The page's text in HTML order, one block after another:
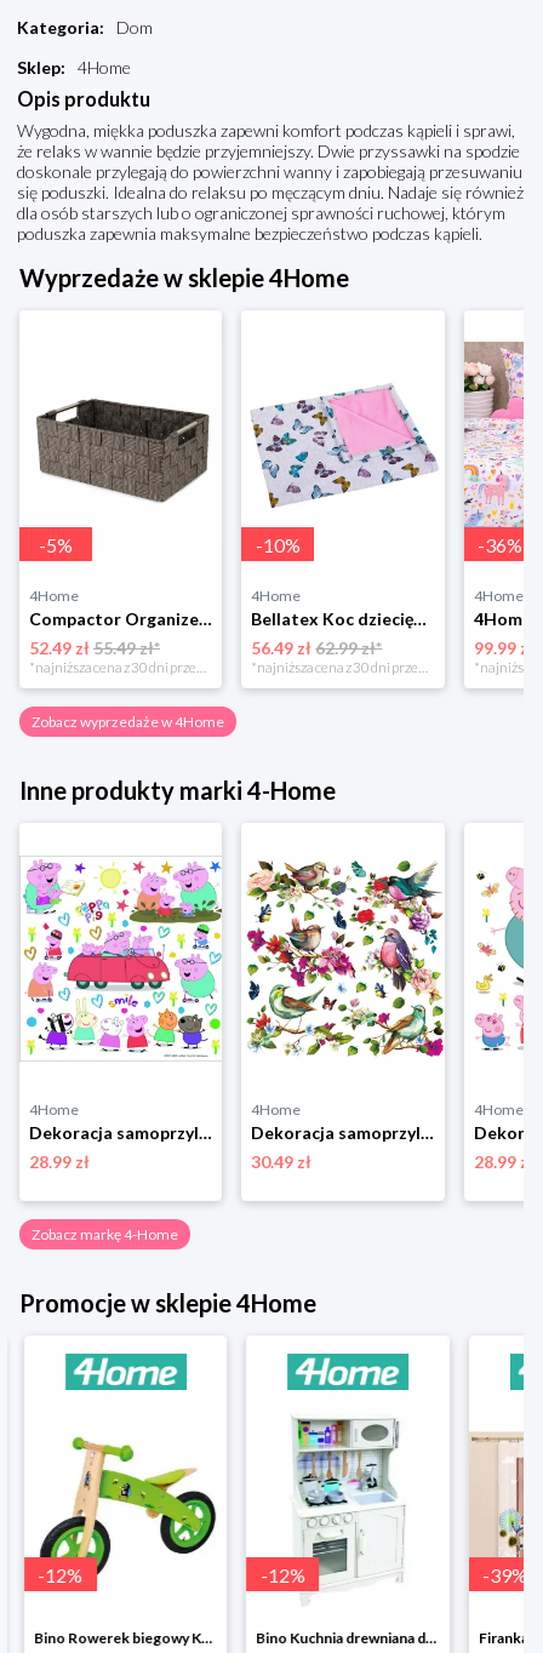
Kategoria:
Dom
Sklep: 4Home
Opis produktu
Wygodna, miękka poduszka zapewni komfort podczas kąpieli i sprawi,
że relaks w wannie będzie przyjemniejszy. Dwie przyssawki na spodzie
doskonale przylegają do powierzchni wanny i zapobiegają przesuwaniu
się poduszki. Idealna do relaksu po męczącym dniu. Nadaje się również
dla osób starszych lub o ograniczonej sprawności ruchowej, którym
poduszka zapewnia maksymalne bezpieczeństwo podczas kąpieli.
Wyprzedaże w sklepie 4Home
-5%
4Home
Compactor Organizer do przechowywania Toronto, 30 x 20 x 12 cm, ciemnobrązowy
52.49 zł55.49 zł*
*najniższa cena z 30 dni przed obniżką
-10%
4Home
Bellatex Koc dziecięcy Bára Butterfly różowy, 75 x 100 cm
56.49 zł 62.99 zł*
*najniższa cena z 30 dni przed obniżką
-36%
4Home
99.99 zł
Zobacz wyprzedaże w 4Home
Inne produkty marki 4-Home
4Home
Dekoracja samoprzylepna Peppa Pig Car, 30 x 30 cm 4-Home
28.99 zł
4Home
Dekoracja samoprzylepna Birds, 30 x 30 cm 4-Home
30.49 zł
4Home
28.99 zł
Zobacz markę 4-Home
Promocje w sklepie 4Home
-12%
Bino Rowerek biegowy Krecik
-12%
Bino Kuchnia drewniana dla dzieci Provence
-39%